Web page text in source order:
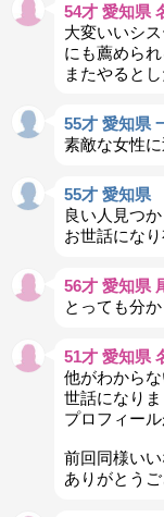
54才 愛知県
大変いいシ
にも薦めら
またやると
55才 愛知県
素敵な女性に
55才 愛知県
良い人見つか
お世話になり
56才 愛知県
とっても分
51才 愛知県
他がわから
世話になりま
プロフィー
前回同様い
ありがとう